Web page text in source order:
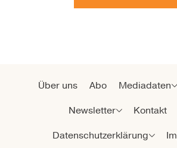
Über uns Abo Mediadaten
Newsletter
Kontakt
Datenschutzerklärung